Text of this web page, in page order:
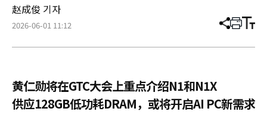
赵成俊 기자
2026-06-01 11:12 分
章
打 调
小
黄仁勋将在GTC大会上重点介绍N1和N1X
供应128GB低功耗DRAM，或将开启AI PC新需求